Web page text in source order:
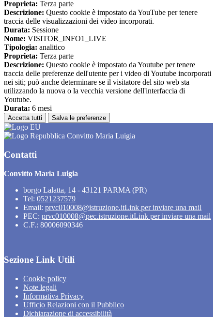
Proprieta: Terza parte
Descrizione: Questo cookie è impostato da YouTube per tenere
traccia delle visualizzazioni dei video incorporati.
Durata: Sessione
Nome: VISITOR_INFO1_LIVE
Tipologia: analitico
Proprieta: Terza parte
Descrizione: Questo cookie è impostato da Youtube per tenere
traccia delle preferenze dell'utente per i video di Youtube incorporati
nei siti; può anche determinare se il visitatore del sito web sta
utilizzando la nuova o la vecchia versione dell'interfaccia di
Youtube.
Durata: 6 mesi
Accetta tutti Salva le preferenze
Convitto Maria Luigia
Contatti
Convitto Maria Luigia
borgo Lalatta, 14 - 43121 PARMA (PR)
Tel: 0521237579
Email: prvc010008@istruzione.itLink per inviare una mail
PEC: prvc010008@pec.istruzione.itLink per inviare una mail
C.F.: 80006090346
Sezione Link Utili
Cookie policy
Note legali
Informativa Privacy
Ufficio Relazioni con il Pubblico
Dichiarazione di accessibilità